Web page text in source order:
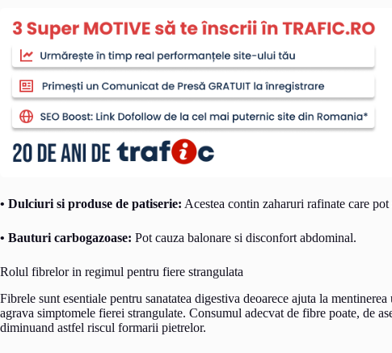
• Dulciuri si produse de patiserie: Acestea contin zaharuri rafinate care
• Bauturi carbogazoase: Pot cauza balonare si disconfort abdominal.
Rolul fibrelor in regimul pentru fiere strangulata
Fibrele sunt esentiale pentru sanatatea digestiva deoarece ajuta la
agrava simptomele fierei strangulate. Consumul adecvat de fibre poate, de
diminuand astfel riscul formarii pietrelor.